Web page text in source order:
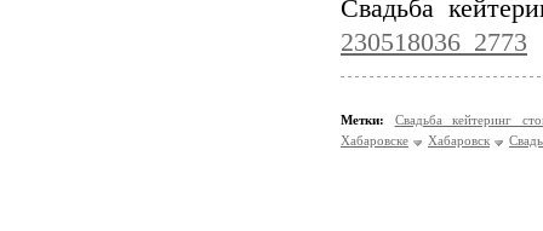
Свадьба
230518036_2773
Метки:
Свадьба кейтеринг
Хабаровске
Хабаровск